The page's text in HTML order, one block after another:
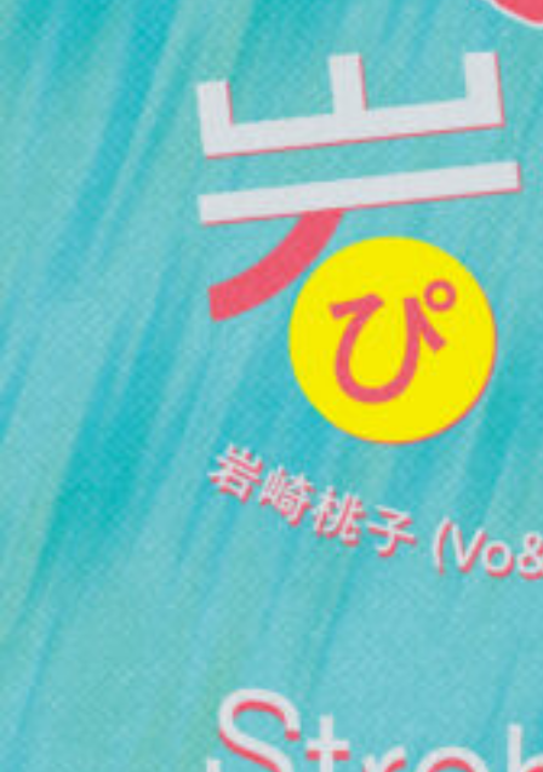
2026.8.22 (土)
OILWORKS presents ALEA
#HIP HOP
#BEAT LIVE
#ELECTRONICA
Read more